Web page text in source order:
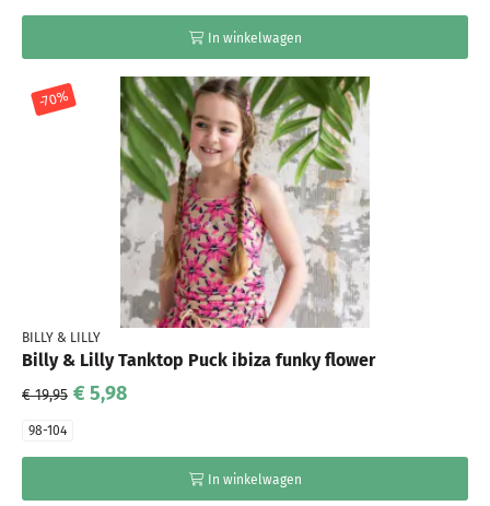
In winkelwagen
-70%
BILLY & LILLY
Billy & Lilly Tanktop Puck ibiza funky flower
€ 19,95 € 5,98
98-104
In winkelwagen